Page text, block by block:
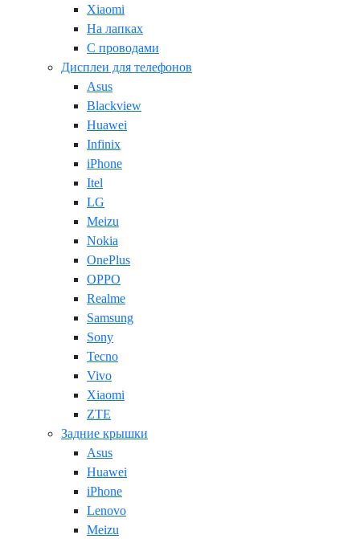
Xiaomi
На лапках
С проводами
Дисплеи для телефонов
Asus
Blackview
Huawei
Infinix
iPhone
Itel
LG
Meizu
Nokia
OnePlus
OPPO
Realme
Samsung
Sony
Tecno
Vivo
Xiaomi
ZTE
Задние крышки
Asus
Huawei
iPhone
Lenovo
Meizu